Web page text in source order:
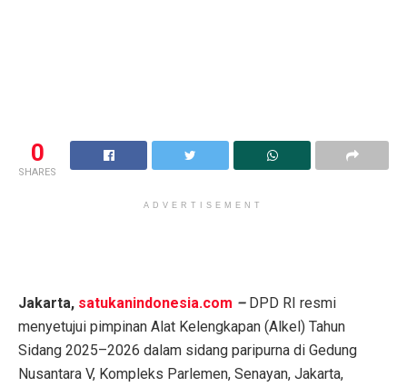
0
SHARES
ADVERTISEMENT
Jakarta, satukanindonesia.com – DPD RI resmi
menyetujui pimpinan Alat Kelengkapan (Alkel) Tahun
Sidang 2025–2026 dalam sidang paripurna di Gedung
Nusantara V, Kompleks Parlemen, Senayan, Jakarta,